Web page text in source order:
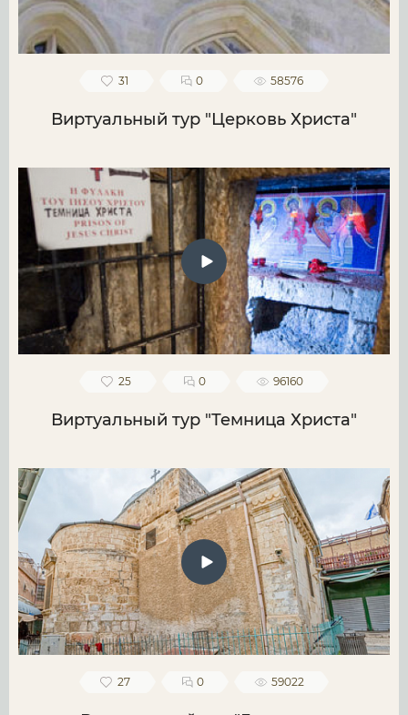
31 0 58576
Виртуальный тур "Церковь Христа"
25 0 96160
Виртуальный тур "Темница Христа"
27 0 59022